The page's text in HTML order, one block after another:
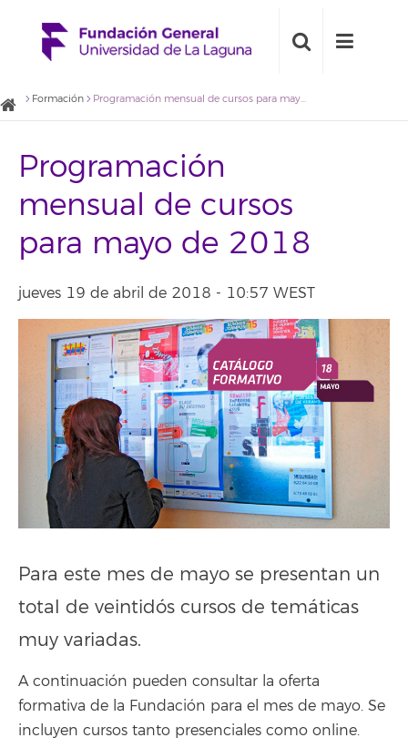
Formación Programación mensual de cursos para mayo de 2018
Programación
mensual de cursos
para mayo de 2018
jueves 19 de abril de 2018 - 10:57 WEST
Para este mes de mayo se presentan un
total de veintidós cursos de temáticas
muy variadas.
A continuación pueden consultar la oferta
formativa de la Fundación para el mes de mayo. Se
incluyen cursos tanto presenciales como online.